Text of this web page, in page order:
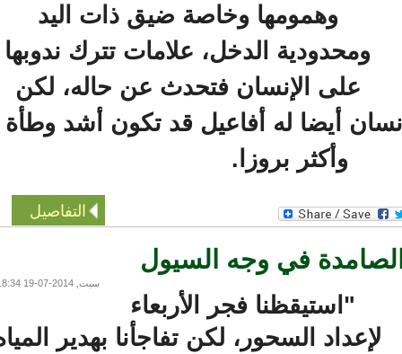
وهمومها وخاصة ضيق ذات اليد
ومحدودية الدخل، علامات تترك ندوبها
على الإنسان فتحدث عن حاله، لكن
أيضا له أفاعيل قد تكون أشد وطأة
وأكثر بروزا.
التفاصيل
في وجه السيول
سبت, 2014-07-19 18:34
"استيقظنا فجر الأربعاء
لإعداد السحور، لكن تفاجأنا بهدير المياه